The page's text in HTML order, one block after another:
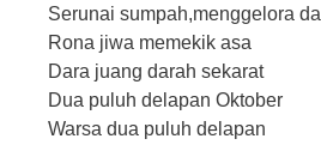
Serunai sumpah,menggelora
Rona jiwa memekik asa
Dara juang darah sekarat
Dua puluh delapan Oktober
Warsa dua puluh delapan